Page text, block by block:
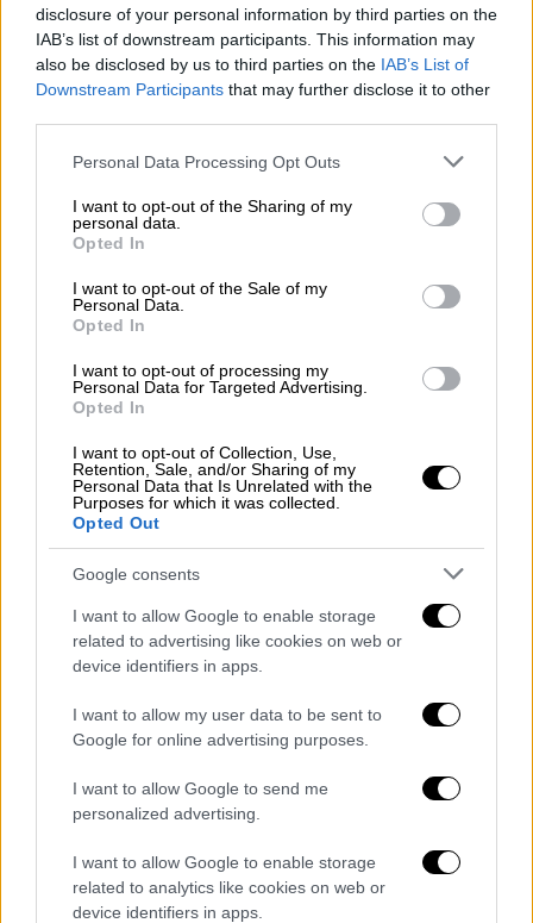
disclosure of your personal information by third parties on the
IAB’s list of downstream participants. This information may
also be disclosed by us to third parties on the IAB’s List of
Downstream Participants that may further disclose it to other
Please note that this website/app uses one or more Google
not limited to your visit or usage behaviour. You may click to
grant or deny consent to Google and its third-party tags to
use your data for below specified purposes in below Google
consent section.
Personal Data Processing Opt Outs
I want to opt-out of the Sharing of my
personal data.
Opted In
I want to opt-out of the Sale of my
Personal Data.
Opted In
I want to opt-out of processing my
Personal Data for Targeted Advertising.
Opted In
I want to opt-out of Collection, Use,
Retention, Sale, and/or Sharing of my
Personal Data that Is Unrelated with the
Purposes for which it was collected.
Opted Out
Google consents
I want to allow Google to enable storage
related to advertising like cookies on web or
device identifiers in apps.
I want to allow my user data to be sent to
Google for online advertising purposes.
I want to allow Google to send me
personalized advertising.
I want to allow Google to enable storage
related to analytics like cookies on web or
device identifiers in apps.
Το μήνυμα καλούσε τους ανθρώπους να
φορούν μπαλακλάβα και γάντια. «Μην έρθετε
αν δεν μπορείτε να τρέξετε», έγραφε.
οποία, ειδοποιημένη για τα σχέδια
λεηλασίας, είχε αναπτυχθεί στην περιοχή και
συγκρούσεις ξέσπασαν μεταξύ αστυνομικών
τις πόρτες τους με τους πελάτες στο
εσωτερικό τους. Εννέα άτομα
συνελήφθησαν.
Multiple arrests made on London's
Oxford Street following a TikTok
campaign to rob JD Sports and
shoplift went viral.#JDSports
#OxfordStreet
pic.twitter.com/pbrJ7lVRMU
— Blac Goss (@Blacgoss)August 9,
2023
Ο δήμαρχος του Λονδίνου Σαντίκ Καν είχε
καλέσει τους Λονδρέζους να μην
συμμετάσχουν στους «παραλογισμούς» που
κυκλοφορούν στο TikTok.
https://twitter.com/Klaus_Arminius/status/16
89335291645939712?s=20